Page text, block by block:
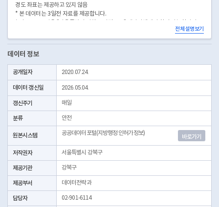
경도 좌표는 제공하고 있지 않음
* 본 데이터는 3일전 자료를 제공합니다.
(https://data.seoul.go.kr/dataList/OA-22872/S/1/datasetView.do)전체 설명보기
데이터 정보
공개일자 2020.07.24.
데이터 갱신일 2026.05.04.
갱신주기 매일
분류 안전
원본시스템 공공데이터포털(지방행정 인허가정보)
바로가기
저작권자 서울특별시 강북구
제공기관 강북구
제공부서 데이터전략과
담당자 02-901-6114